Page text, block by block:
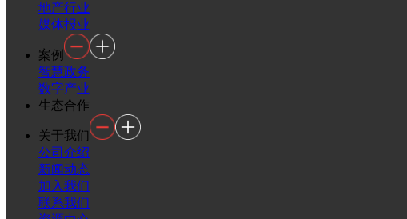
地产行业
媒体报业
案例
智慧政务
数字产业
生态合作
关于我们
公司介绍
新闻动态
加入我们
联系我们